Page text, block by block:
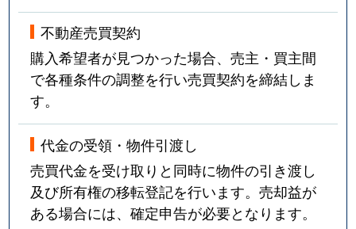
不動産売買契約
購入希望者が見つかった場合、売主・買主間
で各種条件の調整を行い売買契約を締結しま
す。
代金の受領・物件引渡し
売買代金を受け取りと同時に物件の引き渡し
及び所有権の移転登記を行います。売却益が
ある場合には、確定申告が必要となります。